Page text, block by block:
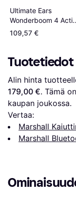
Ultimate Ears
Wonderboom 4
Black
109,57 €
Tuotetiedot
Alin hinta
179,00 €. Tämä
kaupan joukossa.
Vertaa:
Marshall
Marshall